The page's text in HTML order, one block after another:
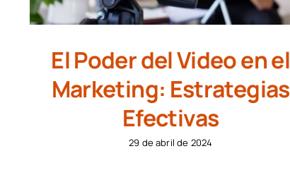
El Poder del Video en el
Marketing: Estrategias
Efectivas
29 de abril de 2024